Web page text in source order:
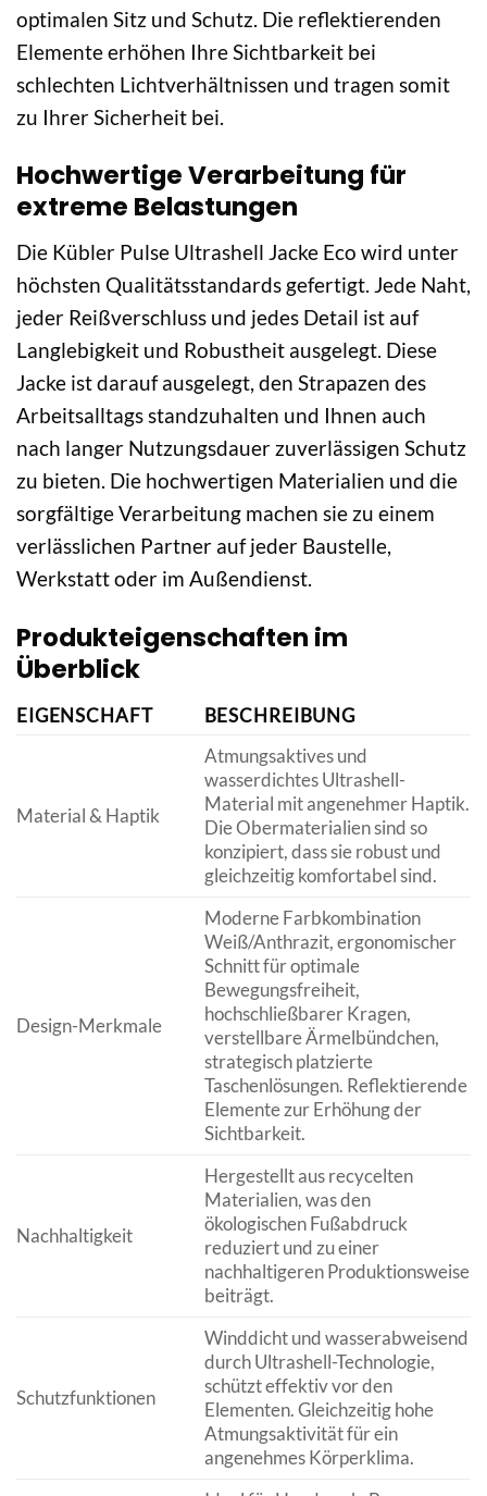
optimalen Sitz und Schutz. Die reflektierenden
Elemente erhöhen Ihre Sichtbarkeit bei
schlechten Lichtverhältnissen und tragen somit
zu Ihrer Sicherheit bei.
Hochwertige Verarbeitung für
extreme Belastungen
Die Kübler Pulse Ultrashell Jacke Eco wird unter
höchsten Qualitätsstandards gefertigt. Jede Naht,
jeder Reißverschluss und jedes Detail ist auf
Langlebigkeit und Robustheit ausgelegt. Diese
Jacke ist darauf ausgelegt, den Strapazen des
Arbeitsalltags standzuhalten und Ihnen auch
nach langer Nutzungsdauer zuverlässigen Schutz
zu bieten. Die hochwertigen Materialien und die
sorgfältige Verarbeitung machen sie zu einem
verlässlichen Partner auf jeder Baustelle,
Werkstatt oder im Außendienst.
Produkteigenschaften im
Überblick
EIGENSCHAFT BESCHREIBUNG
Material & Haptik
Atmungsaktives und
wasserdichtes Ultrashell-
Material mit angenehmer Haptik.
Die Obermaterialien sind so
konzipiert, dass sie robust und
gleichzeitig komfortabel sind.
Design-Merkmale
Moderne Farbkombination
Weiß/Anthrazit, ergonomischer
Schnitt für optimale
Bewegungsfreiheit,
hochschließbarer Kragen,
verstellbare Ärmelbündchen,
strategisch platzierte
Taschenlösungen. Reflektierende
Elemente zur Erhöhung der
Sichtbarkeit.
Nachhaltigkeit
Hergestellt aus recycelten
Materialien, was den
ökologischen Fußabdruck
reduziert und zu einer
nachhaltigeren Produktionsweise
beiträgt.
Schutzfunktionen
Winddicht und wasserabweisend
durch Ultrashell-Technologie,
schützt effektiv vor den
Elementen. Gleichzeitig hohe
Atmungsaktivität für ein
angenehmes Körperklima.